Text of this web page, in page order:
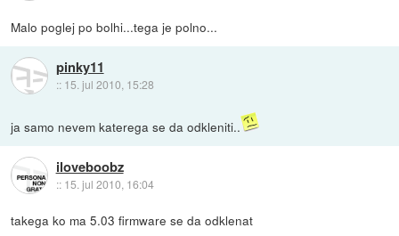
Malo poglej po bolhi...tega je polno...
pinky11
:: 15. jul 2010, 15:28
ja samo nevem katerega se da odkleniti..
iloveboobz
:: 15. jul 2010, 16:04
takega ko ma 5.03 firmware se da odklenat